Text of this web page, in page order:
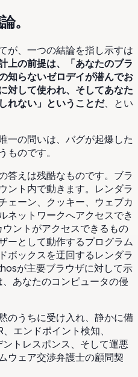
。
が、一つの結論を指し示すは
上の前提は、「あなたのブラ
知らないゼロデイが潜んでお
対して使われ、そしてあなた
れない」ということだ、とい
一の問いは、バグが起爆した
ものです。
答えは残酷なものです。ブラ
ント内で動きます。レンダラ
ェーン、クッキー、ウェブカ
ネットワークへアクセスでき
ントがアクセスできるもの
ーとして動作するプログラム
ボックスを迂回するレンダラ
が主要ブラウザに対して示
あなたのコンピュータの侵
のうちに受け入れ、静かに備
エンドポイント検知、
トレスポンス、そして運悪
ウェア交渉弁護士の顧問契